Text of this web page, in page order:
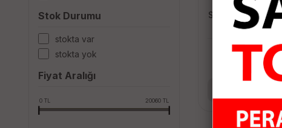
Stok Durumu
stokta var
stokta yok
Fiyat Aralığı
0 TL 20060 TL
SİMETRA